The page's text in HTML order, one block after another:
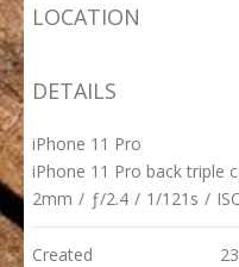
LOCATION
DETAILS
iPhone 11 Pro
iPhone 11 Pro back triple
2mm / ƒ/2.4 / 1/121s /
Created